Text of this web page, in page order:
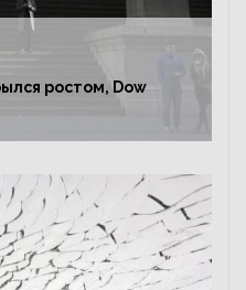
ростом, Dow